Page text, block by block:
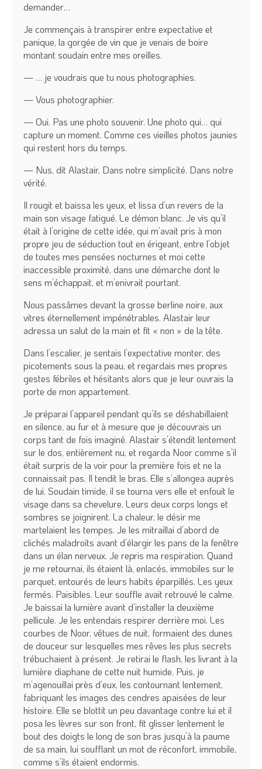
demander…
Je commençais à transpirer entre expectative et
panique, la gorgée de vin que je venais de boire
montant soudain entre mes oreilles.
— … je voudrais que tu nous photographies.
— Vous photographier.
— Oui. Pas une photo souvenir. Une photo qui… qui
capture un moment. Comme ces vieilles photos jaunies
qui restent hors du temps.
— Nus, dit Alastair. Dans notre simplicité. Dans notre
vérité.
Il rougit et baissa les yeux, et lissa d’un revers de la
main son visage fatigué. Le démon blanc. Je vis qu’il
était à l’origine de cette idée, qui m’avait pris à mon
propre jeu de séduction tout en érigeant, entre l’objet
de toutes mes pensées nocturnes et moi cette
inaccessible proximité, dans une démarche dont le
sens m’échappait, et m’enivrait pourtant.
Nous passâmes devant la grosse berline noire, aux
vitres éternellement impénétrables. Alastair leur
adressa un salut de la main et fit « non » de la tête.
Dans l’escalier, je sentais l’expectative monter, des
picotements sous la peau, et regardais mes propres
gestes fébriles et hésitants alors que je leur ouvrais la
porte de mon appartement.
Je préparai l’appareil pendant qu’ils se déshabillaient
en silence, au fur et à mesure que je découvrais un
corps tant de fois imaginé. Alastair s’étendit lentement
sur le dos, entièrement nu, et regarda Noor comme s’il
était surpris de la voir pour la première fois et ne la
connaissait pas. Il tendit le bras. Elle s’allongea auprès
de lui. Soudain timide, il se tourna vers elle et enfouit le
visage dans sa chevelure. Leurs deux corps longs et
sombres se joignirent. La chaleur, le désir me
martelaient les tempes. Je les mitraillai d’abord de
clichés maladroits avant d’élargir les pans de la fenêtre
dans un élan nerveux. Je repris ma respiration. Quand
je me retournai, ils étaient là, enlacés, immobiles sur le
parquet, entourés de leurs habits éparpillés. Les yeux
fermés. Paisibles. Leur souffle avait retrouvé le calme.
Je baissai la lumière avant d’installer la deuxième
pellicule. Je les entendais respirer derrière moi. Les
courbes de Noor, vêtues de nuit, formaient des dunes
de douceur sur lesquelles mes rêves les plus secrets
trébuchaient à présent. Je retirai le flash, les livrant à la
lumière diaphane de cette nuit humide. Puis, je
m’agenouillai près d’eux, les contournant lentement,
fabriquant les images des cendres apaisées de leur
histoire. Elle se blottit un peu davantage contre lui et il
posa les lèvres sur son front, fit glisser lentement le
bout des doigts le long de son bras jusqu’à la paume
de sa main, lui soufflant un mot de réconfort, immobile,
comme s’ils étaient endormis.